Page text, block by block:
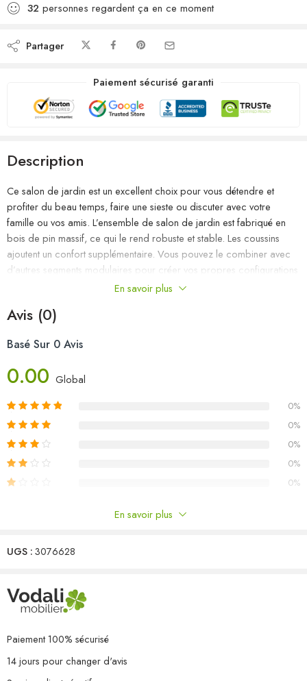
32 personnes regardent ça en ce moment
Partager
Paiement sécurisé garanti
Description
Ce salon de jardin est un excellent choix pour vous détendre et
profiter du beau temps, faire une sieste ou discuter avec votre
famille ou vos amis. L’ensemble de salon de jardin est fabriqué en
bois de pin massif, ce qui le rend robuste et stable. Les coussins
ajoutent un confort supplémentaire. Vous pouvez le combiner avec
d’autres segments modulaires pour créer vos propres configurations
de salon de jardin ! Remarque : afin de prolonger la durée de vie
avec une housse imperméable.
Couleur : noir
Matériau : bois de pin massif, tissu (100 % polyester)
H)
Dimensions du coussin de siège : 70 x 70 x 8 cm (L x l x é)
Dimensions du coussin de dossier/latéral : 70 x 40 x 8 cm (L x l x
é)
L’assemblage est requis
8 x coussin de dossier/latéral
En savoir plus
Avis (0)
Basé Sur 0 Avis
0.00 Global
0%
0%
0%
0%
0%
Il n'y a pas encore de critiques.
En savoir plus
UGS :3076628
Paiement 100% sécurisé
14 jours pour changer d'avis